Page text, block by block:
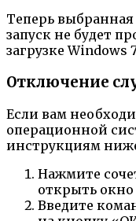
Теперь выбранная
запуск не будет
загрузке Windows
Отключение
Если вам
операционной
инструкциям
Нажмите
открыть
Введите